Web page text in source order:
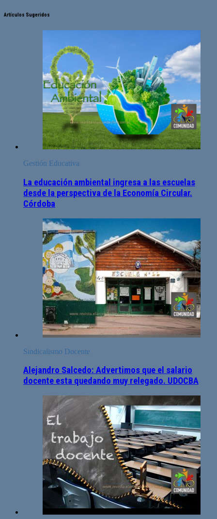
Artículos Sugeridos
Gestión Educativa
La educación ambiental ingresa a las escuelas
desde la perspectiva de la Economía Circular.
Córdoba
Sindicalismo Docente
Alejandro Salcedo: Advertimos que el salario
docente esta quedando muy relegado. UDOCBA